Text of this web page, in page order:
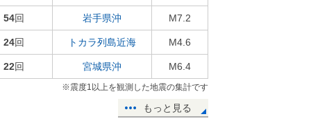
54回 岩手県沖 M7.2
24回 トカラ列島近海 M4.6
22回 宮城県沖 M6.4
※震度1以上を観測した地震の集計です
もっと見る